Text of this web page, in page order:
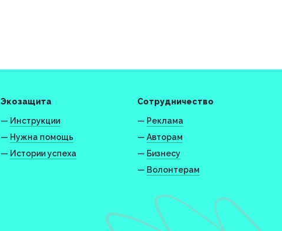
Экозащита
— Инструкции
— Нужна помощь
— Истории успеха
Сотрудничество
— Реклама
— Авторам
— Бизнесу
— Волонтерам